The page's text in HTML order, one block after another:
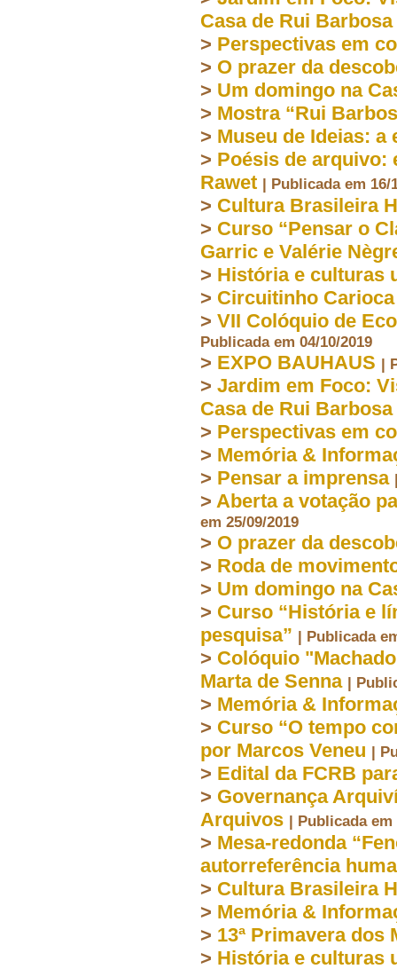
Casa de Rui Barbosa
> Perspectivas em
> O prazer da
> Um domingo na
> Mostra “Rui
> Museu de Ideias: a
> Poésis de arquivo:
Rawet | Publicada em 16/
> Cultura Brasileira
> Curso “Pensar o
Garric e Valérie
> História e culturas
> Circuitinho
> VII Colóquio de
Publicada em 04/10/2019
> EXPO BAUHAUS |
> Jardim em Foco:
Casa de Rui Barbosa
> Perspectivas em
> Memória &
> Pensar a imprensa
> Aberta a votação
em 25/09/2019
> O prazer da
> Roda de
> Um domingo na
> Curso “História e
pesquisa” | Publicada
> Colóquio
Marta de Senna |
> Memória &
> Curso “O tempo
por Marcos Veneu |
> Edital da FCRB
> Governança
Arquivos | Publicada em
> Mesa-redonda
autorreferência
> Cultura Brasileira
> Memória &
> 13ª Primavera dos
> História e culturas